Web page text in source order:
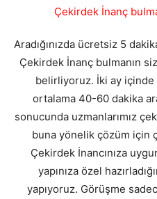
Çekirdek İnanç
Aradığınızda ücretsiz 5
Çekirdek İnanç bulmanın
belirliyoruz. İki ay
ortalama 40-60 dakika
sonucunda uzmanlarımız
buna yönelik çözüm için
Çekirdek İnancınıza
yapınıza özel
yapıyoruz. Görüşme